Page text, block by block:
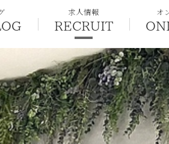
求人情報
RECRUIT
オ